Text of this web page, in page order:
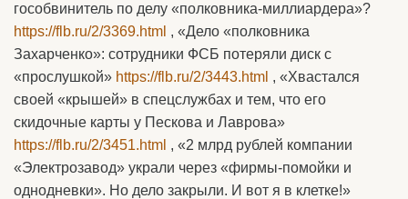
гособвинитель по делу «полковника-миллиардера»?
https://flb.ru/2/3369.html , «Дело «полковника
Захарченко»: сотрудники ФСБ потеряли диск с
«прослушкой» https://flb.ru/2/3443.html , «Хвастался
своей «крышей» в спецслужбах и тем, что его
скидочные карты у Пескова и Лаврова»
https://flb.ru/2/3451.html , «2 млрд рублей компании
«Электрозавод» украли через «фирмы-помойки и
однодневки». Но дело закрыли. И вот я в клетке!»